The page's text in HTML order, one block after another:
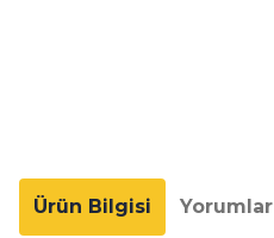
Ürün Bilgisi Yorumlar